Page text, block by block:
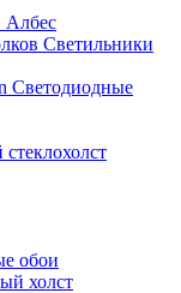
Албес
Светильники
Светодиодные
обои
холст